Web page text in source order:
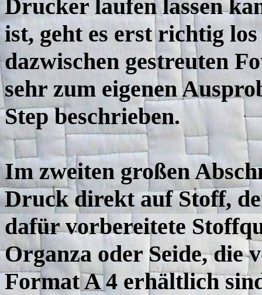
Drucker laufen lassen
ist, geht es erst richtig
dazwischen gestreuten
sehr zum eigenen
Step beschrieben.
Im zweiten großen
Druck direkt auf Stoff,
dafür vorbereitete
Organza oder Seide, die
Format A 4 erhältlich